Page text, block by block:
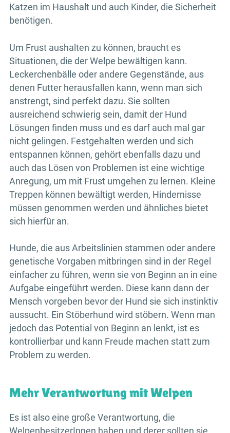
Katzen im Haushalt und auch Kinder, die Sicherheit
benötigen.
Um Frust aushalten zu können, braucht es
Situationen, die der Welpe bewältigen kann.
Leckerchenbälle oder andere Gegenstände, aus
denen Futter herausfallen kann, wenn man sich
anstrengt, sind perfekt dazu. Sie sollten
ausreichend schwierig sein, damit der Hund
Lösungen finden muss und es darf auch mal gar
nicht gelingen. Festgehalten werden und sich
entspannen können, gehört ebenfalls dazu und
auch das Lösen von Problemen ist eine wichtige
Anregung, um mit Frust umgehen zu lernen. Kleine
Treppen können bewältigt werden, Hindernisse
müssen genommen werden und ähnliches bietet
sich hierfür an.
Hunde, die aus Arbeitslinien stammen oder andere
genetische Vorgaben mitbringen sind in der Regel
einfacher zu führen, wenn sie von Beginn an in eine
Aufgabe eingeführt werden. Diese kann dann der
Mensch vorgeben bevor der Hund sie sich instinktiv
aussucht. Ein Stöberhund wird stöbern. Wenn man
jedoch das Potential von Beginn an lenkt, ist es
kontrollierbar und kann Freude machen statt zum
Problem zu werden.
Mehr Verantwortung mit Welpen
Es ist also eine große Verantwortung, die